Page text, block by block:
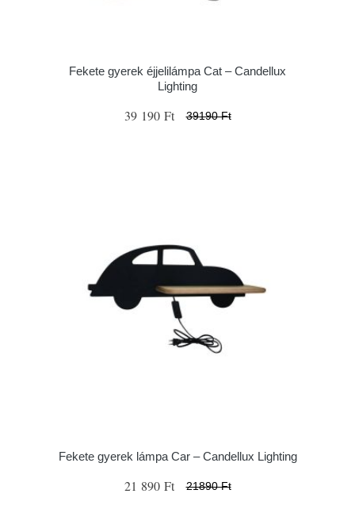
Fekete gyerek éjjelilámpa Cat – Candellux
Lighting
39 190 Ft 39190 Ft
Fekete gyerek lámpa Car – Candellux Lighting
21 890 Ft 21890 Ft